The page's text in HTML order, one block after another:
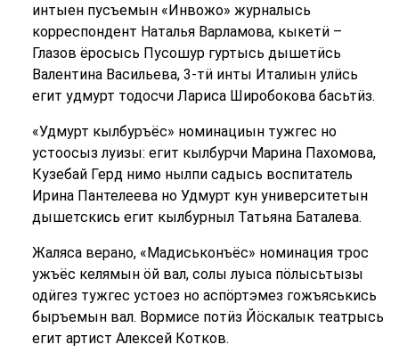
интыен пусъемын «Инвожо» журналысь
корреспондент Наталья Варламова, кыкетӥ –
Глазов ёросысь Пусошур гуртысь дышетӥсь
Валентина Васильева, 3-тӥ инты Италиын улӥсь
егит удмурт тодосчи Лариса Широбокова басьтӥз.
«Удмурт кылбуръёс» номинациын тужгес но
устоосыз луизы: егит кылбурчи Марина Пахомова,
Кузебай Герд нимо нылпи садысь воспитатель
Ирина Пантелеева но Удмурт кун университетын
дышетскись егит кылбурныл Татьяна Баталева.
Жаляса верано, «Мадиськонъёс» номинация трос
ужъёс келямын ӧй вал, солы луыса пӧлысьтызы
одӥгез тужгес устоез но аспӧртэмез гожъяськись
быръемын вал. Вормисе потӥз Йӧскалык театрысь
егит артист Алексей Котков.